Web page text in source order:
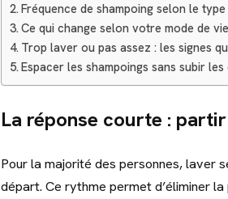
Fréquence de shampoing selon le
Ce qui change selon votre mode de vie
Trop laver ou pas assez : les signes
Espacer les shampoings sans subir
La réponse courte :
Pour la majorité des personnes, laver
départ. Ce rythme permet d’éliminer